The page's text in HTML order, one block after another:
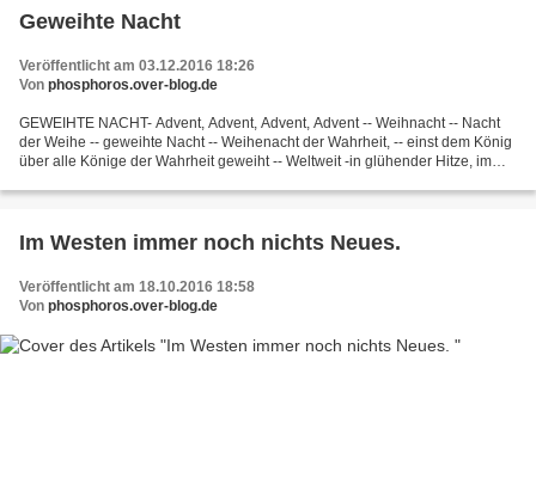
Geweihte Nacht
Veröffentlicht am 03.12.2016 18:26
Von phosphoros.over-blog.de
GEWEIHTE NACHT- Advent, Advent, Advent, Advent -- Weihnacht -- Nacht
der Weihe -- geweihte Nacht -- Weihenacht der Wahrheit, -- einst dem König
über alle Könige der Wahrheit geweiht -- Weltweit -in glühender Hitze, im
Im Westen immer noch nichts Neues.
Veröffentlicht am 18.10.2016 18:58
Von phosphoros.over-blog.de